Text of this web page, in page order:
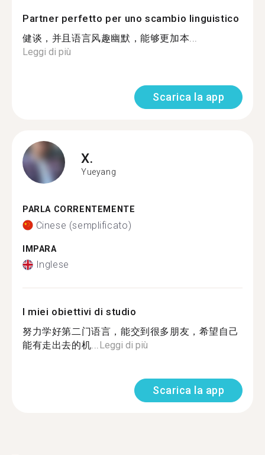
Partner perfetto per uno scambio linguistico
健谈，并且语言风趣幽默，能够更加本...
Leggi di più
Scarica la app
X.
Yueyang
PARLA CORRENTEMENTE
Cinese (semplificato)
IMPARA
Inglese
I miei obiettivi di studio
努力学好第二门语言，能交到很多朋友，希望自己
能有走出去的机...Leggi di più
Scarica la app